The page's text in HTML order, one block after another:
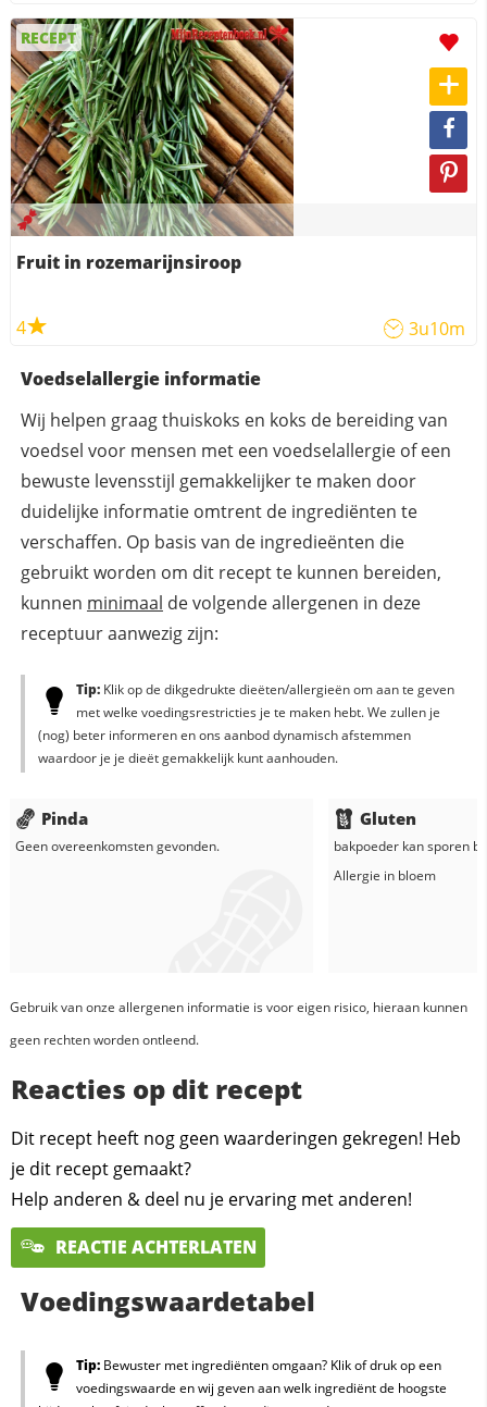
RECEPT
Fruit in rozemarijnsiroop
4 3u10m
Voedselallergie informatie
Wij helpen graag thuiskoks en koks de bereiding van
voedsel voor mensen met een voedselallergie of een
bewuste levensstijl gemakkelijker te maken door
duidelijke informatie omtrent de ingrediënten te
verschaffen. Op basis van de ingredieënten die
gebruikt worden om dit recept te kunnen bereiden,
kunnen minimaal de volgende allergenen in deze
receptuur aanwezig zijn:
Tip:Klik op de dikgedrukte dieëten/allergieën om aan te geven
met welke voedingsrestricties je te maken hebt. We zullen je
(nog) beter informeren en ons aanbod dynamisch afstemmen
waardoor je je dieët gemakkelijk kunt aanhouden.
Pinda
Geen overeenkomsten gevonden.
Gluten
bakpoederkan sporen
Allergie in bloem
Gebruik van onze allergenen informatie is voor eigen risico, hieraan kunnen
geen rechten worden ontleend.
Reacties op dit recept
Dit recept heeft nog geen waarderingen gekregen! Heb
je dit recept gemaakt?
Help anderen & deel nu je ervaring met anderen!
REACTIE ACHTERLATEN
Voedingswaardetabel
Tip:Bewuster met ingrediënten omgaan? Klik of druk op een
voedingswaarde en wij geven aan welk ingrediënt de hoogste